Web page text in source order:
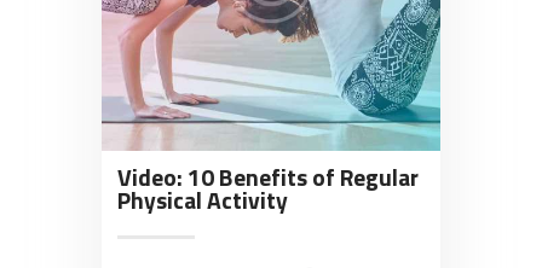
Video: 10 Benefits of Regular
Physical Activity